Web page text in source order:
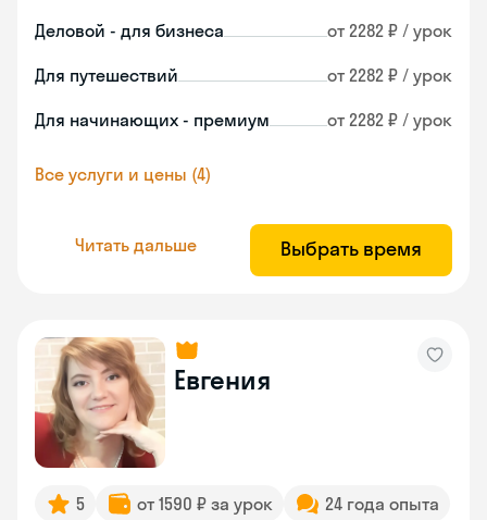
Деловой - для бизнеса от 2282 ₽ / урок
Для путешествий от 2282 ₽ / урок
Для начинающих - премиум от 2282 ₽ / урок
Все услуги и цены (4)
Читать дальше Выбрать время
Евгения
5 от 1590 ₽ за урок
24 года опыта